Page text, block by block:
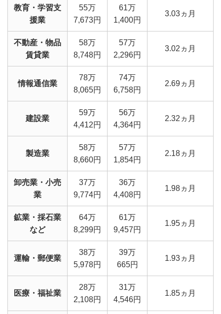
教育・学習支
援業
55万
7,673円
61万
1,400円
3.03ヵ月
不動産・物品
賃貸業
58万
8,748円
57万
2,296円
3.02ヵ月
情報通信業
78万
8,065円
74万
6,758円
2.69ヵ月
建設業
59万
4,412円
56万
4,364円
2.32ヵ月
製造業
58万
8,660円
57万
1,854円
2.18ヵ月
卸売業・小売
業
37万
9,774円
36万
4,408円
1.98ヵ月
鉱業・採石業
など
64万
8,299円
61万
9,457円
1.95ヵ月
運輸・郵便業
38万
5,978円
39万
665円
1.93ヵ月
医療・福祉業
28万
2,108円
31万
4,546円
1.85ヵ月